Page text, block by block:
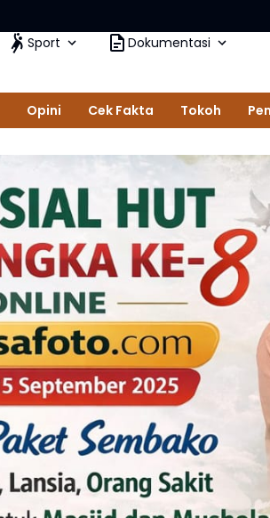
Sport Dokumentasi
Opini Cek Fakta Tokoh